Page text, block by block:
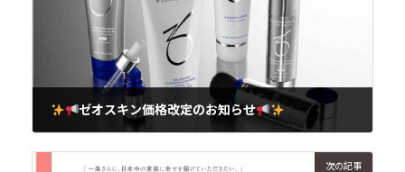
ゼオスキン価格改定のお知らせ
次の記事